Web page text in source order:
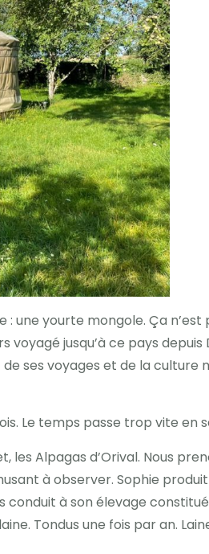
une yourte mongole. Ça n’est
jusqu’à ce pays depuis
ses voyages et de la culture
Le temps passe trop vite en
Alpagas d’Orival. Nous
à observer. Sophie produit
conduit à son élevage
Tondus une fois par an.